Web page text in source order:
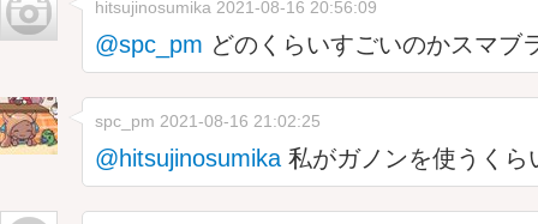
hitsujinosumika 2021-08-16 20:56:09
@spc_pm どのくらいすごいのかスマブ
spc_pm 2021-08-16 21:02:25
@hitsujinosumika私がガノンを使うくら